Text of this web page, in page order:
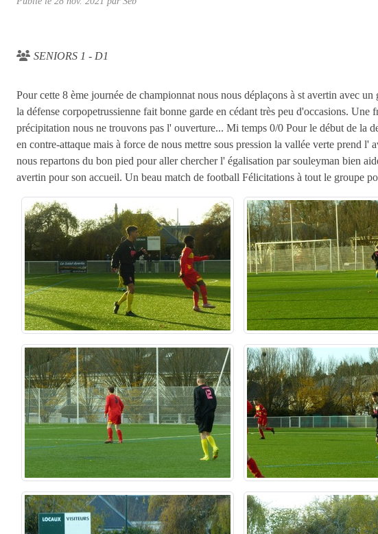
SENIORS 1 - D1
Pour cette 8 ème journée de championnat nous nous déplaçons à st avertin avec
la défense corpopetrussienne fait bonne garde en cédant très peu d'occasions.
précipitation nous ne trouvons pas l' ouverture... Mi temps 0/0 Pour le début de la
en contre-attaque mais à force de nous mettre sous pression la vallée verte prend
nous repartons du bon pied pour aller chercher l' égalisation par souleyman bien
avertin pour son accueil. Un beau match de football Félicitations à tout le groupe